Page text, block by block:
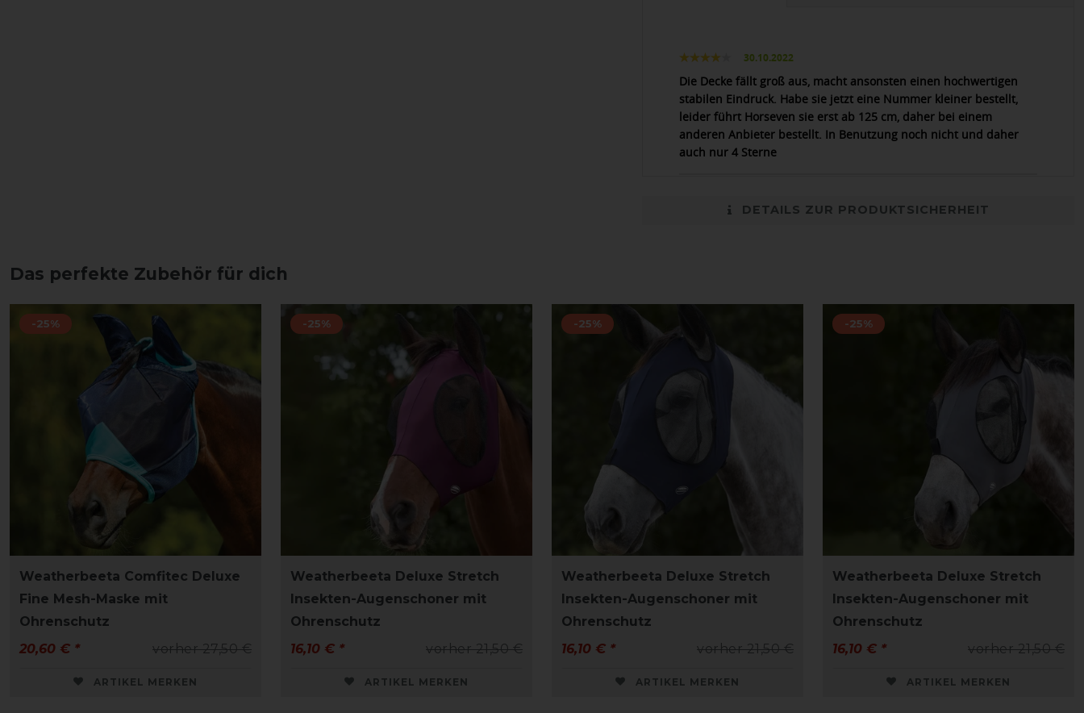
30.10.2022
Die Decke fällt groß aus, macht ansonsten einen hochwertigen
stabilen Eindruck. Habe sie jetzt eine Nummer kleiner bestellt,
leider führt Horseven sie erst ab 125 cm, daher bei einem
anderen Anbieter bestellt. In Benutzung noch nicht und daher
auch nur 4 Sterne
DETAILS ZUR PRODUKTSICHERHEIT
Das perfekte Zubehör für dich
-25%
Weatherbeeta Comfitec Deluxe
Fine Mesh-Maske mit
Ohrenschutz
vorher 27,50 €
20,60 € *
ARTIKEL MERKEN
-25%
Weatherbeeta Deluxe Stretch
Insekten-Augenschoner mit
Ohrenschutz
vorher 21,50 €
16,10 € *
ARTIKEL MERKEN
-25%
Weatherbeeta Deluxe Stretch
Insekten-Augenschoner mit
Ohrenschutz
vorher 21,50 €
16,10 € *
ARTIKEL MERKEN
-25%
Weatherbeeta Deluxe Stretch
Insekten-Augenschoner mit
Ohrenschutz
vorher 21,50 €
16,10 € *
ARTIKEL MERKEN